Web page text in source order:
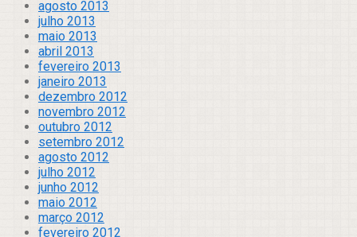
agosto 2013
julho 2013
maio 2013
abril 2013
fevereiro 2013
janeiro 2013
dezembro 2012
novembro 2012
outubro 2012
setembro 2012
agosto 2012
julho 2012
junho 2012
maio 2012
março 2012
fevereiro 2012